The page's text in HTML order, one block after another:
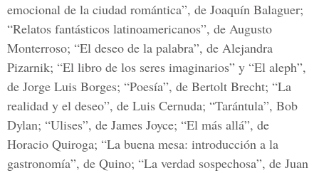
emocional de la ciudad romántica”, de Joaquín Balaguer;
“Relatos fantásticos latinoamericanos”, de Augusto
Monterroso; “El deseo de la palabra”, de Alejandra
Pizarnik; “El libro de los seres imaginarios” y “El aleph”,
de Jorge Luis Borges; “Poesía”, de Bertolt Brecht; “La
realidad y el deseo”, de Luis Cernuda; “Tarántula”, Bob
Dylan; “Ulises”, de James Joyce; “El más allá”, de
Horacio Quiroga; “La buena mesa: introducción a la
gastronomía”, de Quino; “La verdad sospechosa”, de Juan